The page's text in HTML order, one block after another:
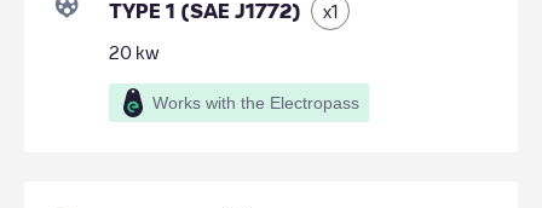
TYPE 1 (SAE J1772) x1
20 kw
Works with the Electropass